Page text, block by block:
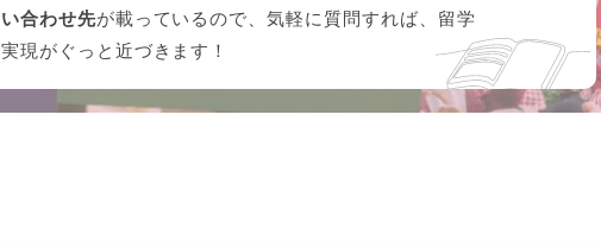
い合わせ先が載っているので、気軽に質問すれば、留学
実現がぐっと近づきます！